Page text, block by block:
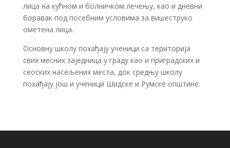
лица на кућном и болничком лечењу, као и дневни
боравак под посебним условима за вишеструко
ометена лица.
Основну школу похађају ученици са територија
свих месних заједница у граду као и приградских и
сеоских насељених места, док средњу школу
похађају још и ученици Шидске и Румске општине.